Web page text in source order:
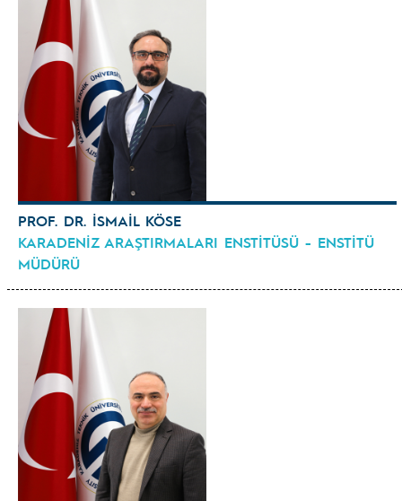
PROF. DR. İSMAİL KÖSE
KARADENİZ ARAŞTIRMALARI ENSTİTÜSÜ - ENSTİTÜ
MÜDÜRÜ